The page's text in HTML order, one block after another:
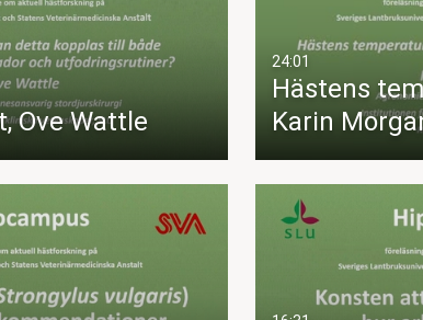
Ove Wattle
24:01
Hästens
Karin